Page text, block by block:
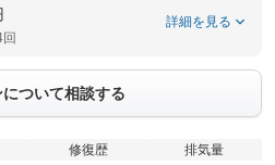
詳細を見る
について相談する
修復歴 排気量